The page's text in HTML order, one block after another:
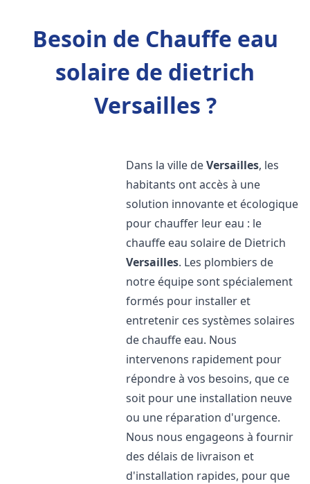
Besoin de Chauffe eau
solaire de dietrich
Versailles ?
Dans la ville deVersailles, les
habitants ont accès à une
solution innovante et écologique
pour chauffer leur eau : le
chauffe eau solaire de Dietrich
Versailles. Les plombiers de
notre équipe sont spécialement
formés pour installer et
entretenir ces systèmes solaires
de chauffe eau. Nous
intervenons rapidement pour
répondre à vos besoins, que ce
soit pour une installation neuve
ou une réparation d'urgence.
Nous nous engageons à fournir
des délais de livraison et
d'installation rapides, pour que